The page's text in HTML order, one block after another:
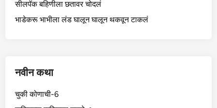
सीलपॅक बहिणीला छतावर चोदलं
भाडेकरू भाभीला लंड घालून घालून थकवून टाकलं
नवीन कथा
चुकी कोणाची-6